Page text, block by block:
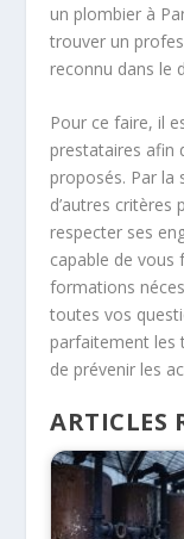
un plombier à
trouver un
reconnu dans le
Pour ce faire, il
prestataires afin
proposés. Par la
d’autres critères
respecter ses
capable de vous
formations
toutes vos
parfaitement les
de prévenir les
ARTICLES